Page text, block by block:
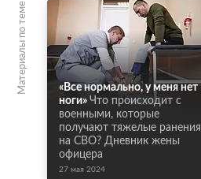
Материалы по теме
«Все нормально, у меня нет
ноги» Что происходит с
военными, которые
получают тяжелые ранения
на СВО? Дневник жены
офицера
27 мая 2024